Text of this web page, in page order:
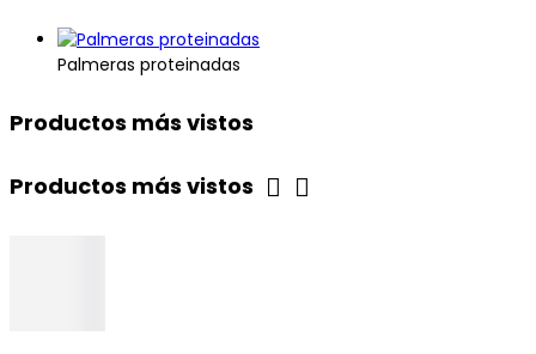
Palmeras proteinadas
Productos más vistos
Productos más vistos  